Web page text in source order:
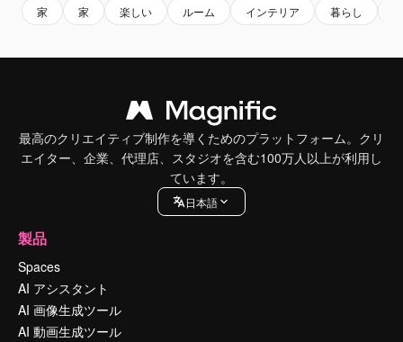
家 家 楽しい ルーム インテリア 暮らし
最高のクリエイティブ制作を導くためのプラットフォーム。クリ
エイター、企業、代理店、スタジオを含む100万人以上が利用し
ています。
日本語
製品
Spaces
AI アシスタント
AI 画像生成ツール
AI 動画生成ツール